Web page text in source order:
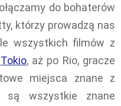
do bohaterów
którzy prowadzą nas
wszystkich filmów z
Tokio, aż po Rio, gracze
miejsca znane z
są wszystkie znane